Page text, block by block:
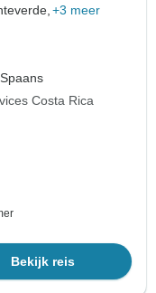
+3 meer
Costa Rica
Bekijk reis